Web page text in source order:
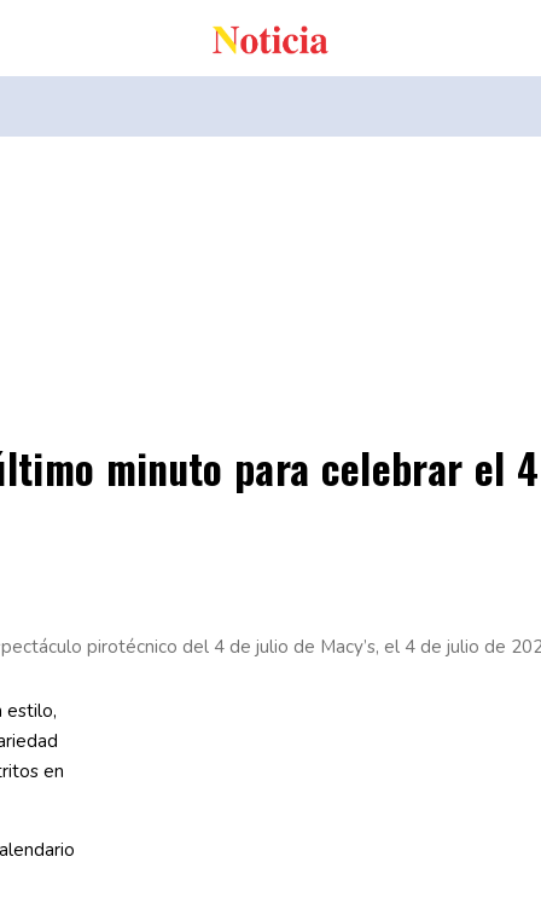
minuto para celebrar el
pirotécnico del 4 de julio de Macy’s, el 4 de julio de
estilo,
en